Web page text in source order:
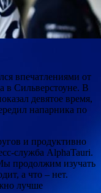
впечатлениями от
в Сильверстоуне. В
девятое время,
напарника по
и продуктивно
служба AlphaTauri.
продолжим изучать
а что – нет.
лучше